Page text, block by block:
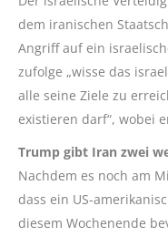
dem iranischen
Angriff auf ein
zufolge „wisse das
alle seine Ziele zu
existieren darf“, wobei
Trump gibt Iran zwei
Nachdem es noch am
dass ein US-
diesem Wochenende